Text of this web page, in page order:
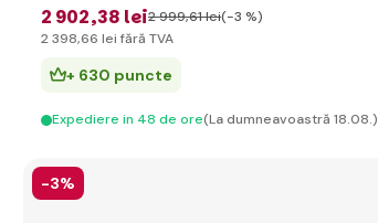
2 902,38 lei2 999,61 lei(-3 %)
2 398,66 lei fără TVA
+ 630 puncte
Expediere in 48 de ore(La dumneavoastră 18.08.)
-3%